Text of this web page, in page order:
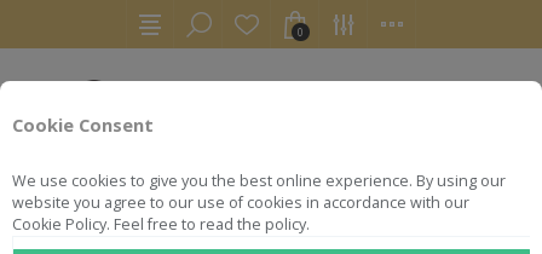
Cookie Consent
We use cookies to give you the best online experience. By using our
website you agree to our use of cookies in accordance with our
Cookie Policy. Feel free to read the policy.
0